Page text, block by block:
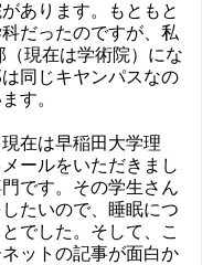
あります。もともと
だったのですが、私
現在は学術院）にな
同じキヤンパスなの
す。
在は早稲田大学理
ールをいただきまし
です。その学生さん
たいので、睡眠につ
でした。そして、こ
ットの記事が面白か